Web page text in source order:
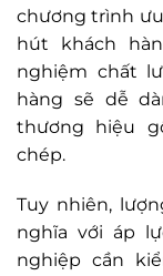
chương trình
hút khách
nghiệm chất
hàng sẽ dễ
thương hiệu
chép.
Tuy nhiên,
nghĩa với áp
nghiệp cần